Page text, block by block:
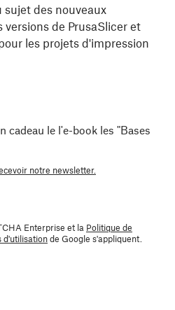
des nouveaux
de PrusaSlicer et
les projets d'impression
cadeau le l'e-book les "Bases
notre newsletter.
Enterprise et la Politique de
d'utilisationde Google s'appliquent.